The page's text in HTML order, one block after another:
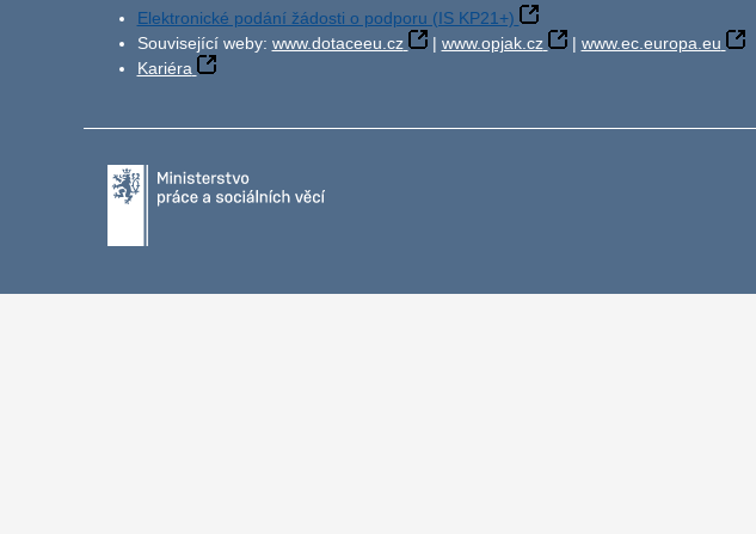
Elektronické podání žádosti o podporu (IS KP21+)
Související weby: www.dotaceeu.cz | www.opjak.cz | www.ec.europa.eu
Kariéra